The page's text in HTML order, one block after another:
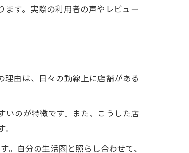
す。実際の利用者の声やレビュー
由は、日々の動線上に店舗がある
のが特徴です。また、こうした店
自分の生活圏と照らし合わせて、